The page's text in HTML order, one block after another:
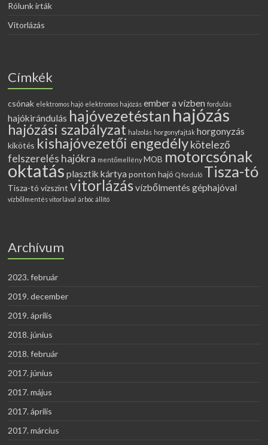
Rólunk írták
Vitorlázás
Címkék
csónak elektromos hajó elektromos hajózás ember a vízben fordulás
hajókirándulás hajóvezetéstan hajózás
hajózási szabályzat halzolás horgonyfajták horgonyzás
kikötés kishajóvezetői engedélykötelező
felszerelés hajókra mentőmellény MOB motorcsónak
oktatás plasztik kártya ponton hajó Q forduló Tisza-tó
Tisza-tó vízszint vitorlázásvízbőlmentés géphajóval
vízbőlmentés vitorlával árbóc állító
Archívum
2023. február
2019. december
2019. április
2018. június
2018. február
2017. június
2017. május
2017. április
2017. március